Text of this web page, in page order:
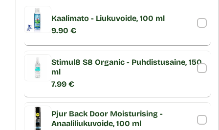
Kaalimato - Liukuvoide, 100 ml
9.90 €
Stimul8 S8 Organic - Puhdistusaine, 150
ml
7.99 €
Pjur Back Door Moisturising -
Anaaliliukuvoide, 100 ml